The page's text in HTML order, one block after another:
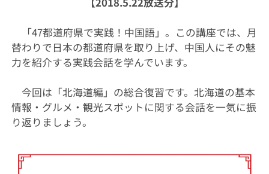
「47都道府県で実践！中国語」。この講座では、月
替わりで日本の都道府県を取り上げ、中国人にその魅
力を紹介する実践会話を学んでいます。
今回は「北海道編」の総合復習です。北海道の基本
情報・グルメ・観光スポットに関する会話を一気に振
り返りましょう。